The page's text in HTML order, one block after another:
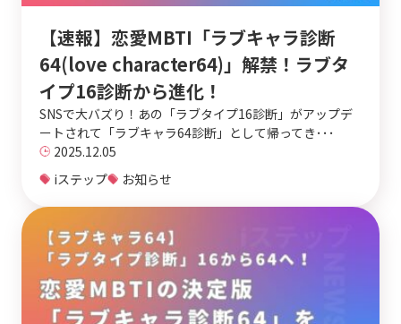
【速報】恋愛MBTI「ラブキャラ診断
64(love character64)」解禁！ラブタ
イプ16診断から進化！
SNSで大バズり！あの「ラブタイプ16診断」がアップデ
ートされて「ラブキャラ64診断」として帰ってき･･･
2025.12.05
iステップ
お知らせ